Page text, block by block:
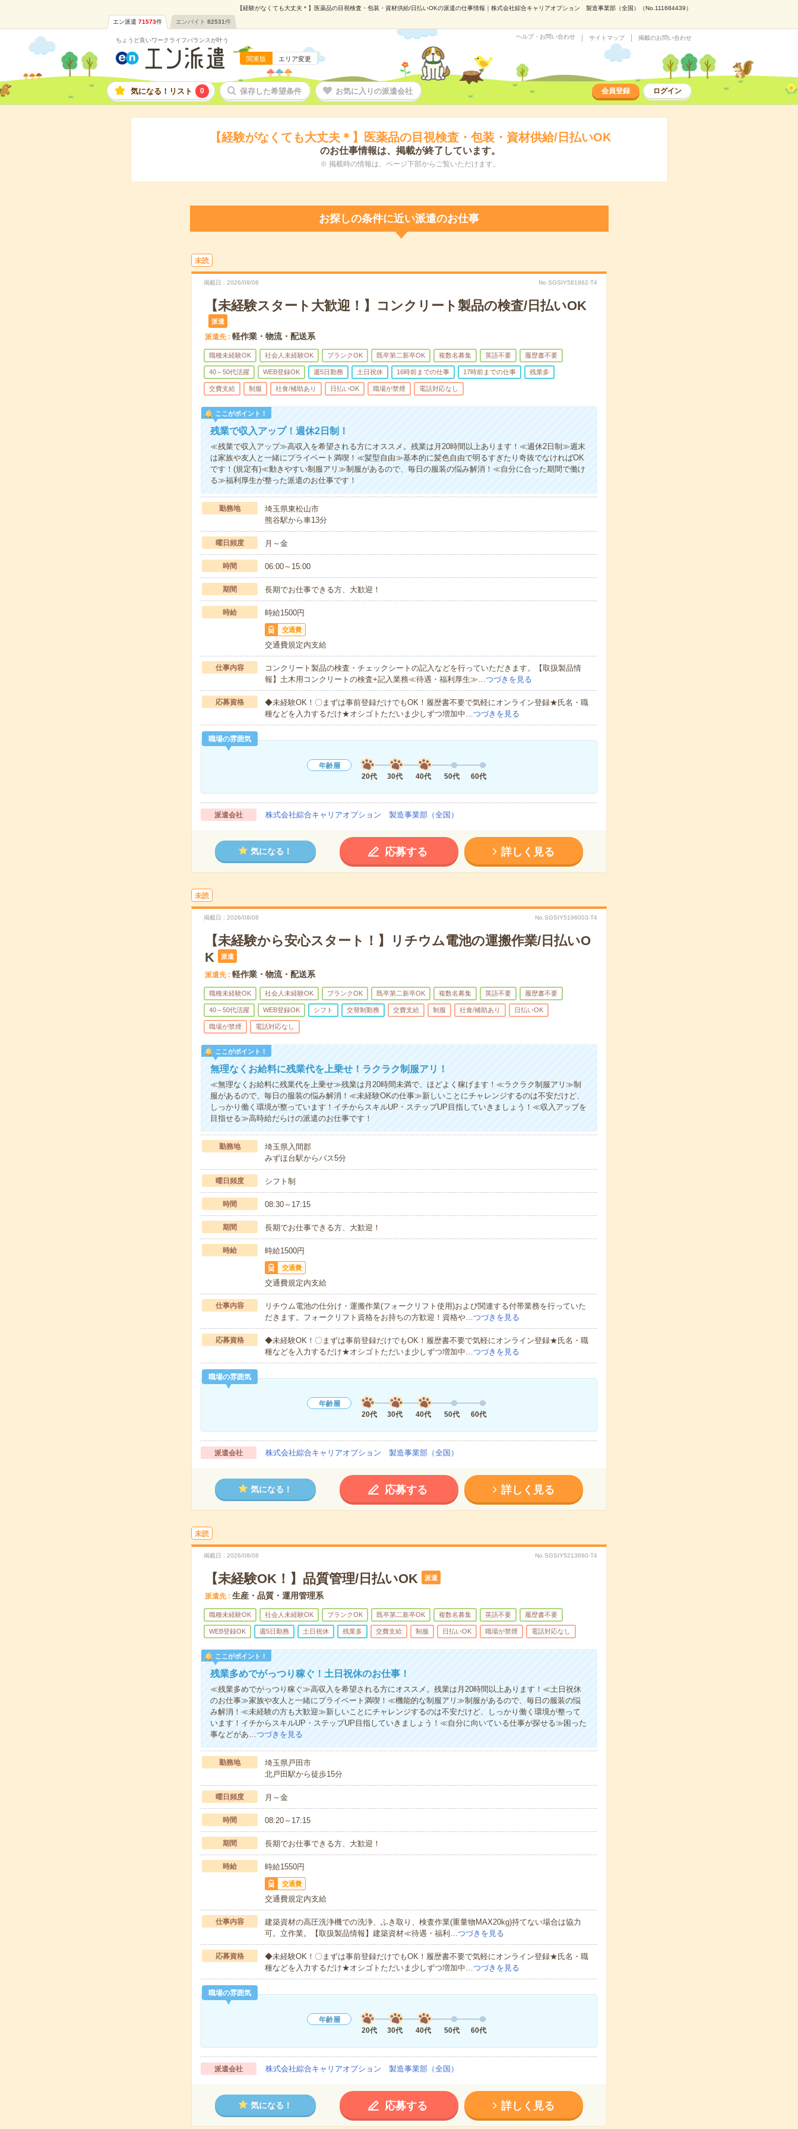
【経験がなくても大丈夫＊】医薬品の目視検査・包装・資材供給/日払いOKの派遣の仕事情報｜株式会社綜合キャリアオプション 製造事業部（全国）（No.111684439）
エン派遣 71573件 エンバイト 82531件
ちょうど良いワークライフバランスが叶う
関東版 エリア変更
ヘルプ・お問い合わせ サイトマップ 掲載のお問い合わせ
気になる！リスト 0 保存した希望条件 お気に入りの派遣会社 会員登録 ログイン
【経験がなくても大丈夫＊】医薬品の目視検査・包装・資材供給/日払いOK
のお仕事情報は、掲載が終了しています。
※ 掲載時の情報は、ページ下部からご覧いただけます。
お探しの条件に近い派遣のお仕事
未読
掲載日 2026/08/08 No.SGSIY581862-T4
【未経験スタート大歓迎！】コンクリート製品の検査/日払いOK
派遣
派遣先 軽作業・物流・配送系
職種未経験OK 社会人未経験OK ブランクOK 既卒第二新卒OK 複数名募集 英語不要 履歴書不要
40～50代活躍 WEB登録OK 週5日勤務 土日祝休 16時前までの仕事 17時前までの仕事 残業多
交費支給 制服 社食/補助あり 日払いOK 職場が禁煙 電話対応なし
ここがポイント！
残業で収入アップ！週休2日制！
≪残業で収入アップ≫高収入を希望される方にオススメ。残業は月20時間以上あります！≪週休2日制≫週末
は家族や友人と一緒にプライベート満喫！≪髪型自由≫基本的に髪色自由で明るすぎたり奇抜でなければOK
です！(規定有)≪動きやすい制服アリ≫制服があるので、毎日の服装の悩み解消！≪自分に合った期間で働け
る≫福利厚生が整った派遣のお仕事です！
勤務地
埼玉県東松山市
熊谷駅から車13分
曜日頻度 月～金
時間 06:00～15:00
期間 長期でお仕事できる方、大歓迎！
時給 時給1500円
交通費
交通費規定内支給
仕事内容
コンクリート製品の検査・チェックシートの記入などを行っていただきます。【取扱製品情
報】土木用コンクリートの検査+記入業務≪待遇・福利厚生≫…つづきを見る
応募資格
◆未経験OK！〇まずは事前登録だけでもOK！履歴書不要で気軽にオンライン登録★氏名・職
種などを入力するだけ★オシゴトただいま少しずつ増加中…つづきを見る
職場の雰囲気
年齢層
20代
30代 40代 50代 60代
派遣会社 株式会社綜合キャリアオプション 製造事業部（全国）
気になる！ 応募する 詳しく見る
未読
掲載日 2026/08/08 No.SGSIY5196003-T4
【未経験から安心スタート！】リチウム電池の運搬作業/日払いO
K
派遣
派遣先 軽作業・物流・配送系
職種未経験OK 社会人未経験OK ブランクOK 既卒第二新卒OK 複数名募集 英語不要 履歴書不要
40～50代活躍 WEB登録OK シフト 交替制勤務 交費支給 制服 社食/補助あり 日払いOK
職場が禁煙 電話対応なし
ここがポイント！
無理なくお給料に残業代を上乗せ！ラクラク制服アリ！
≪無理なくお給料に残業代を上乗せ≫残業は月20時間未満で、ほどよく稼げます！≪ラクラク制服アリ≫制
服があるので、毎日の服装の悩み解消！≪未経験OKの仕事≫新しいことにチャレンジするのは不安だけど、
しっかり働く環境が整っています！イチからスキルUP・ステップUP目指していきましょう！≪収入アップを
目指せる≫高時給だらけの派遣のお仕事です！
勤務地
埼玉県入間郡
みずほ台駅からバス5分
曜日頻度 シフト制
時間 08:30～17:15
期間 長期でお仕事できる方、大歓迎！
時給 時給1500円
交通費
交通費規定内支給
仕事内容
リチウム電池の仕分け・運搬作業(フォークリフト使用)および関連する付帯業務を行っていた
だきます。フォークリフト資格をお持ちの方歓迎！資格や…つづきを見る
応募資格
◆未経験OK！〇まずは事前登録だけでもOK！履歴書不要で気軽にオンライン登録★氏名・職
種などを入力するだけ★オシゴトただいま少しずつ増加中…つづきを見る
職場の雰囲気
年齢層
20代
30代 40代 50代 60代
派遣会社 株式会社綜合キャリアオプション 製造事業部（全国）
気になる！ 応募する 詳しく見る
未読
掲載日 2026/08/08 No.SGSIY5213660-T4
【未経験OK！】品質管理/日払いOK 派遣
派遣先 生産・品質・運用管理系
職種未経験OK 社会人未経験OK ブランクOK 既卒第二新卒OK 複数名募集 英語不要 履歴書不要
WEB登録OK 週5日勤務 土日祝休 残業多 交費支給 制服 日払いOK 職場が禁煙 電話対応なし
ここがポイント！
残業多めでがっつり稼ぐ！土日祝休のお仕事！
≪残業多めでがっつり稼ぐ≫高収入を希望される方にオススメ。残業は月20時間以上あります！≪土日祝休
のお仕事≫家族や友人と一緒にプライベート満喫！≪機能的な制服アリ≫制服があるので、毎日の服装の悩
み解消！≪未経験の方も大歓迎≫新しいことにチャレンジするのは不安だけど、しっかり働く環境が整って
います！イチからスキルUP・ステップUP目指していきましょう！≪自分に向いている仕事が探せる≫困った
事などがあ…つづきを見る
勤務地
埼玉県戸田市
北戸田駅から徒歩15分
曜日頻度 月～金
時間 08:20～17:15
期間 長期でお仕事できる方、大歓迎！
時給 時給1550円
交通費
交通費規定内支給
仕事内容
建築資材の高圧洗浄機での洗浄、ふき取り、検査作業(重量物MAX20kg)持てない場合は協力
可。立作業。【取扱製品情報】建築資材≪待遇・福利…つづきを見る
応募資格
◆未経験OK！〇まずは事前登録だけでもOK！履歴書不要で気軽にオンライン登録★氏名・職
種などを入力するだけ★オシゴトただいま少しずつ増加中…つづきを見る
職場の雰囲気
年齢層
20代
30代 40代 50代 60代
派遣会社 株式会社綜合キャリアオプション 製造事業部（全国）
気になる！ 応募する 詳しく見る